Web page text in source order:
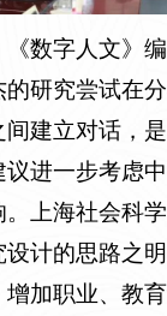
《数字人文》
的研究尝试在
建立对话，
进一步考虑
上海社会科
计的思路之
加职业、教